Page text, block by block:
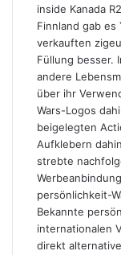
inside Kanada
Finnland gab es
verkauften
Füllung besser.
andere
über ihr
Wars-Logos
beigelegten
Aufklebern
strebte
persönlichkeit-
Bekannte
internationalen
direkt